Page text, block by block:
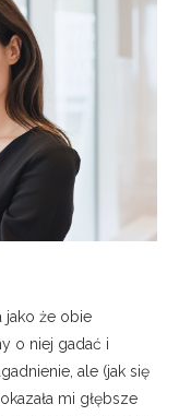
jako że obie
o niej gadać i
ale (jak się
mi głębsze